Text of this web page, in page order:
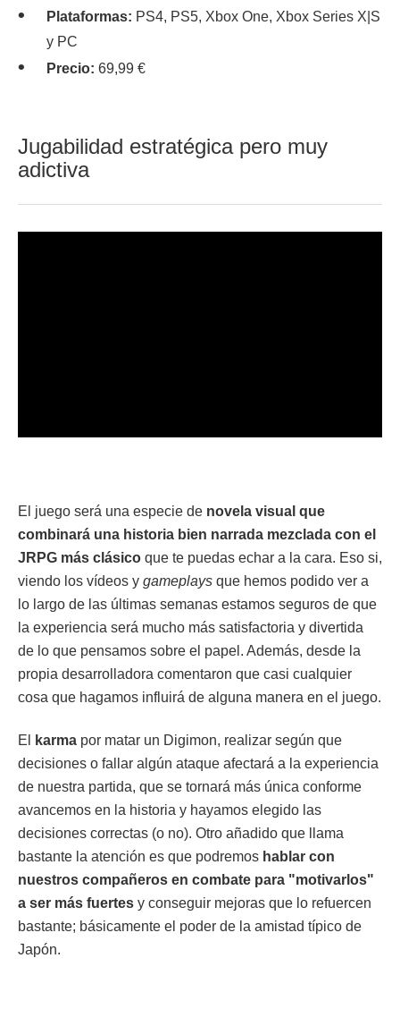
Plataformas: PS4, PS5, Xbox One, Xbox Series X|S
y PC
Precio: 69,99 €
Jugabilidad estratégica pero muy
adictiva
El juego será una especie de novela visual que
combinará una historia bien narrada mezclada con el
JRPG más clásico que te puedas echar a la cara. Eso si,
viendo los vídeos y gameplays que hemos podido ver a
lo largo de las últimas semanas estamos seguros de que
la experiencia será mucho más satisfactoria y divertida
de lo que pensamos sobre el papel. Además, desde la
propia desarrolladora comentaron que casi cualquier
cosa que hagamos influirá de alguna manera en el juego.
El karma por matar un Digimon, realizar según que
decisiones o fallar algún ataque afectará a la experiencia
de nuestra partida, que se tornará más única conforme
avancemos en la historia y hayamos elegido las
decisiones correctas (o no). Otro añadido que llama
bastante la atención es que podremos hablar con
nuestros compañeros en combate para "motivarlos"
a ser más fuertes y conseguir mejoras que lo refuercen
bastante; básicamente el poder de la amistad típico de
Japón.